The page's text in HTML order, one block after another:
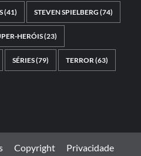
(41) STEVEN SPIELBERG (74)
HERÓIS(23)
SÉRIES(79) TERROR(63)
Copyright
Privacidade